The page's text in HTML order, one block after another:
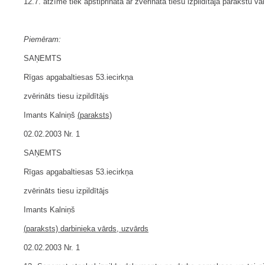
Piemēram:
SAŅEMTS
Rīgas apgabaltiesas 53.iecirkņa
zvērināts tiesu izpildītājs
Imants Kalniņš (paraksts)
02.02.2003 Nr. 1
SAŅEMTS
Rīgas apgabaltiesas 53.iecirkņa
zvērināts tiesu izpildītājs
Imants Kalniņš
(paraksts) darbinieka vārds, uzvārds
02.02.2003 Nr. 1